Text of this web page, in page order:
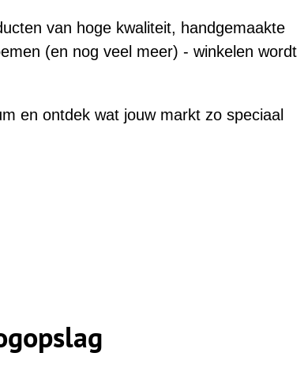
van hoge kwaliteit, handgemaakte
(en nog veel meer) - winkelen wordt
en ontdek wat jouw markt zo speciaal